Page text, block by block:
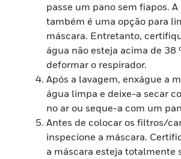
passe um pano sem fiapos.
também é uma opção para
máscara. Entretanto,
água não esteja acima de 38
deformar o respirador.
Após a lavagem, enxágue a
água limpa e deixe-a secar
no ar ou seque-a com um
Antes de colocar os filtros/
inspecione a máscara.
a máscara esteja totalmente